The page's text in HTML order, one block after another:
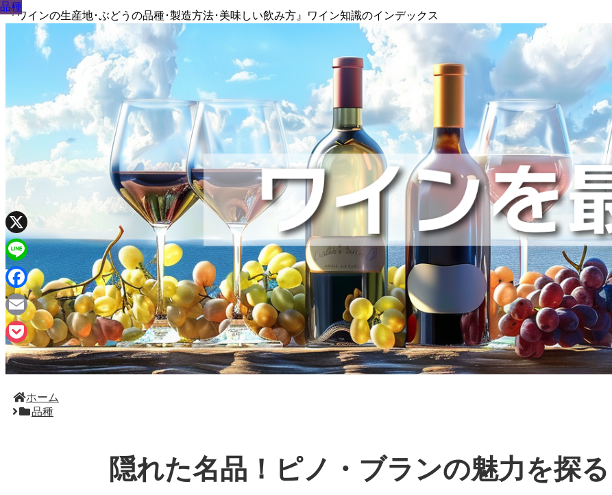
『ワインの生産地･ぶどうの品種･製造方法･美味しい飲み方』ワイン知識のインデックス
ホーム
品種
隠れた名品！ピノ・ブランの魅力を探る
品種
品種
品種
品種
品種
品種
品種
品種
品種
X
Line
Facebook
Email
Pocket